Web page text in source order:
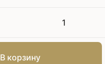
В корзину